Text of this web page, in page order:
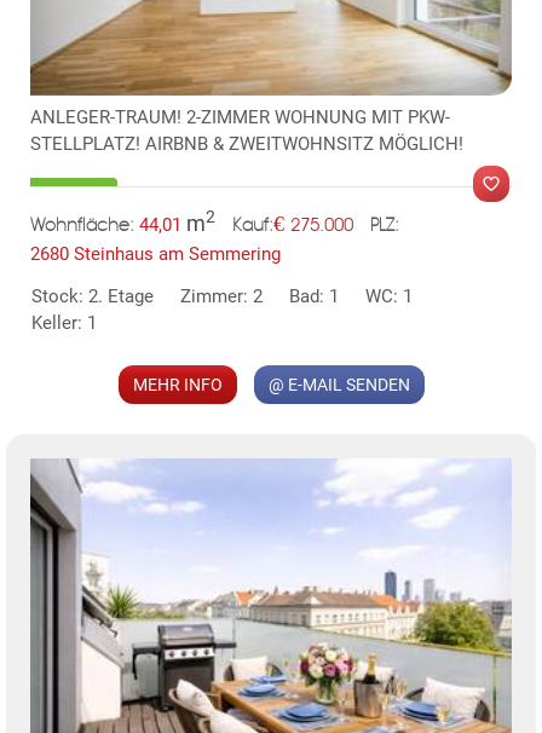
ANLEGER-TRAUM! 2-ZIMMER WOHNUNG MIT PKW-
STELLPLATZ! AIRBNB & ZWEITWOHNSITZ MÖGLICH!
Wohnfläche: 44,01 m2 Kauf:€ 275.000 PLZ:
2680 Steinhaus am Semmering
Stock: 2. Etage
Zimmer: 2 Bad: 1
WC: 1
Keller: 1
MEHR INFO @ E-MAIL SENDEN